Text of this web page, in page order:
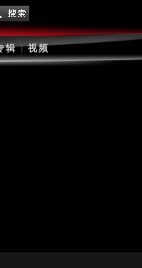
......
辑 视频